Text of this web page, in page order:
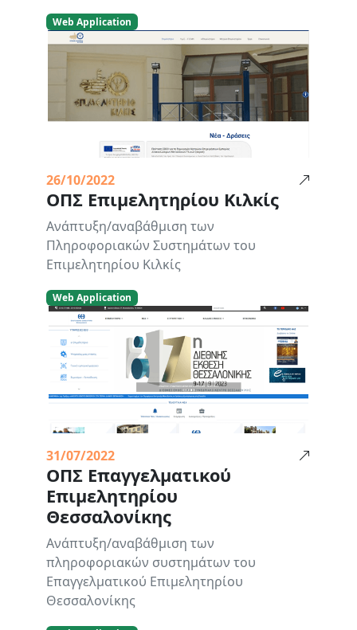
Web Application
26/10/2022
ΟΠΣ Επιμελητηρίου Κιλκίς
Ανάπτυξη/αναβάθμιση των
Πληροφοριακών Συστημάτων του
Επιμελητηρίου Κιλκίς
Web Application
31/07/2022
ΟΠΣ Επαγγελματικού
Επιμελητηρίου
Θεσσαλονίκης
Ανάπτυξη/αναβάθμιση των
πληροφοριακών συστημάτων του
Επαγγελματικού Επιμελητηρίου
Θεσσαλονίκης